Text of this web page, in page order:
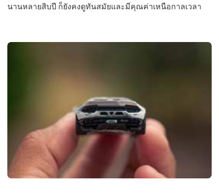
นานหลายสิบปี ก็ยังคงดูทันสมัยและมีคุณค่าเหนือกาลเวลา